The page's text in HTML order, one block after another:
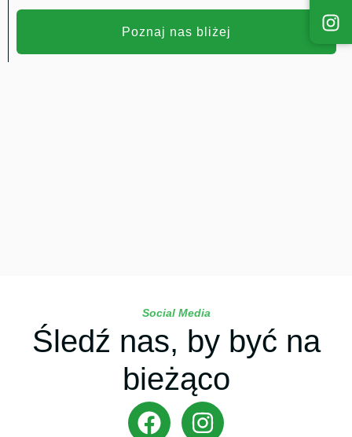
Poznaj nas bliżej
Social Media
Śledź nas, by być na
bieżąco